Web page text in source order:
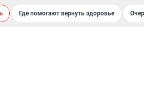
Где помогают вернуть здоровье